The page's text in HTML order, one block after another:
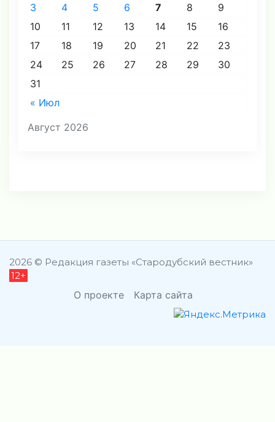
Август 2026
« Июл
3
4 5 6 7 8
9
10
11 12 13 14 15
16
17
18 19 20 21 22
23
24
25 26 27 28 29
30
31
2026 © Редакция газеты «Стародубский вестник»
12+
О проекте Карта сайта